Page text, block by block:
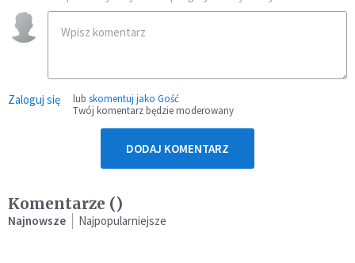
Zaloguj się lub skomentuj jako Gość
Twój komentarz będzie moderowany
DODAJ KOMENTARZ
Komentarze ()
Najnowsze Najpopularniejsze